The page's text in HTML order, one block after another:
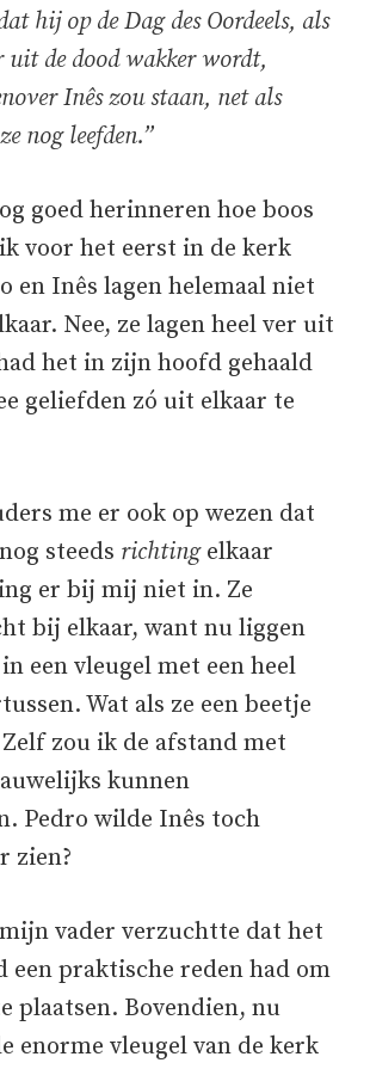
hij op de Dag des Oordeels, als
uit de dood wakker wordt,
Inês zou staan, net als
nog leefden.”
goed herinneren hoe boos
voor het eerst in de kerk
en Inês lagen helemaal niet
Nee, ze lagen heel ver uit
het in zijn hoofd gehaald
geliefden zó uit elkaar te
me er ook op wezen dat
steeds richtingelkaar
er bij mij niet in. Ze
bij elkaar, want nu liggen
een vleugel met een heel
Wat als ze een beetje
zou ik de afstand met
kunnen
Pedro wilde Inês toch
zien?
vader verzuchtte dat het
een praktische reden had om
plaatsen. Bovendien, nu
enorme vleugel van de kerk